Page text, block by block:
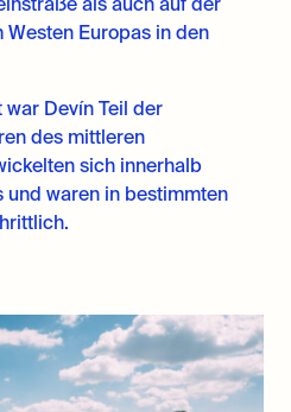
als auch auf der
Westen Europas in den
Devín Teil der
des mittleren
sich innerhalb
und waren in bestimmten